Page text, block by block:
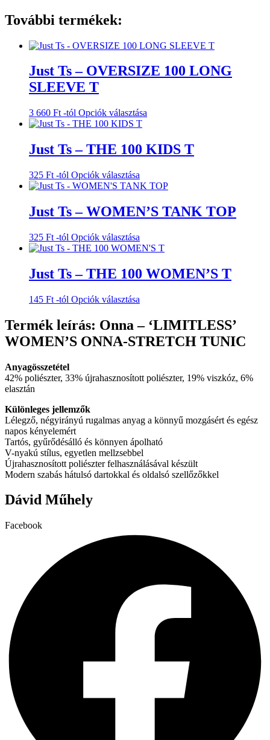
További termékek:
Just Ts – OVERSIZE 100 LONG
SLEEVE T
3 660 Ft -tól Opciók választása
több
variációja
változatok
termékoldalon
választhatók
Just Ts – THE 100 KIDS T
325 Ft -tól Opciók választása
a
több
variációja
A
változatok
termékoldalon
választhatók
Just Ts – WOMEN’S TANK TOP
325 Ft -tól Opciók választása
a
több
variációja
A
termékoldalon
választhatók
Just Ts – THE 100 WOMEN’S T
145 Ft -tól Opciók választása
terméknek
több
variációja
változatok
ki
Termék leírás: Onna – ‘LIMITLESS’
WOMEN’S ONNA-STRETCH TUNIC
Anyagösszetétel
42% poliészter, 33% újrahasznosított poliészter, 19% viszkóz, 6%
elasztán
Különleges jellemzők
Lélegző, négyirányú rugalmas anyag a könnyű mozgásért és egész
napos kényelemért
Tartós, gyűrődésálló és könnyen ápolható
V-nyakú stílus, egyetlen mellzsebbel
Újrahasznosított poliészter felhasználásával készült
Modern szabás hátulsó dartokkal és oldalsó szellőzőkkel
Dávid Műhely
Facebook